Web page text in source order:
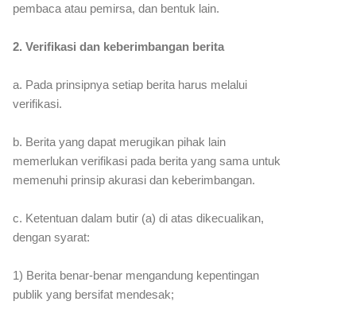
pembaca atau pemirsa, dan bentuk lain.
2. Verifikasi dan keberimbangan berita
a. Pada prinsipnya setiap berita harus melalui
verifikasi.
b. Berita yang dapat merugikan pihak lain
memerlukan verifikasi pada berita yang sama untuk
memenuhi prinsip akurasi dan keberimbangan.
c. Ketentuan dalam butir (a) di atas dikecualikan,
dengan syarat:
1) Berita benar-benar mengandung kepentingan
publik yang bersifat mendesak;